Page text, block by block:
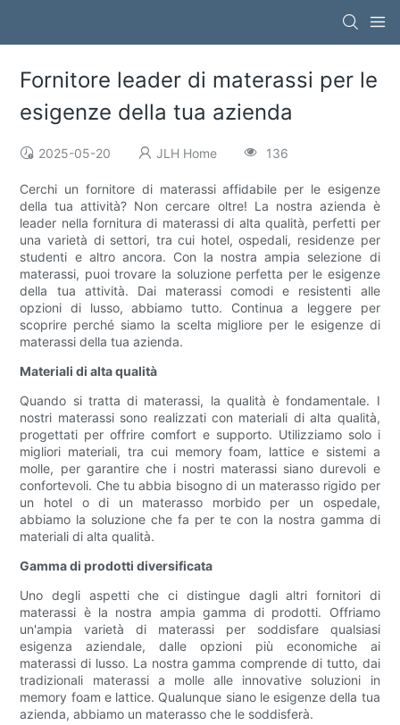
Fornitore leader di materassi per le
esigenze della tua azienda
2025-05-20 JLH Home 136
Cerchi un fornitore di materassi affidabile per le esigenze
della tua attività? Non cercare oltre! La nostra azienda è
leader nella fornitura di materassi di alta qualità, perfetti per
una varietà di settori, tra cui hotel, ospedali, residenze per
studenti e altro ancora. Con la nostra ampia selezione di
materassi, puoi trovare la soluzione perfetta per le esigenze
della tua attività. Dai materassi comodi e resistenti alle
opzioni di lusso, abbiamo tutto. Continua a leggere per
scoprire perché siamo la scelta migliore per le esigenze di
materassi della tua azienda.
Materiali di alta qualità
Quando si tratta di materassi, la qualità è fondamentale. I
nostri materassi sono realizzati con materiali di alta qualità,
progettati per offrire comfort e supporto. Utilizziamo solo i
migliori materiali, tra cui memory foam, lattice e sistemi a
molle, per garantire che i nostri materassi siano durevoli e
confortevoli. Che tu abbia bisogno di un materasso rigido per
un hotel o di un materasso morbido per un ospedale,
abbiamo la soluzione che fa per te con la nostra gamma di
materiali di alta qualità.
Gamma di prodotti diversificata
Uno degli aspetti che ci distingue dagli altri fornitori di
materassi è la nostra ampia gamma di prodotti. Offriamo
un'ampia varietà di materassi per soddisfare qualsiasi
esigenza aziendale, dalle opzioni più economiche ai
materassi di lusso. La nostra gamma comprende di tutto, dai
tradizionali materassi a molle alle innovative soluzioni in
memory foam e lattice. Qualunque siano le esigenze della tua
azienda, abbiamo un materasso che le soddisferà.